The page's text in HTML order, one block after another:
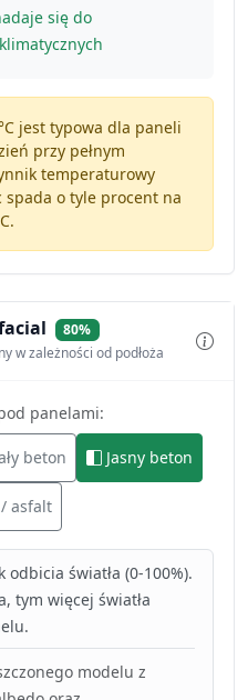
się do
jest typowa dla paneli
przy pełnym
temperaturowy
spada o tyle procent na
80%
w zależności od podłoża
panelami:
beton Jasny beton
asfalt
odbicia światła (0-100%).
tym więcej światła
modelu z